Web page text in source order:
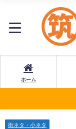
ホーム
街ネタ・小ネタ